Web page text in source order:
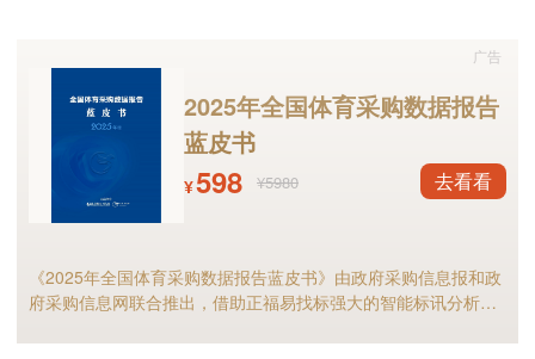
2025年全国体育采购数据报告
蓝皮书
¥598 ¥5980 去看看
《2025年全国体育采购数据报告蓝皮书》由政府采购信息报和政
府采购信息网联合推出，借助正福易找标强大的智能标讯分析能
广告